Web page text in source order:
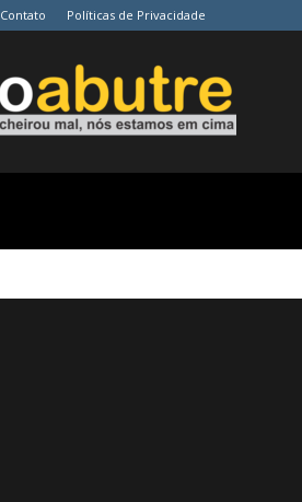
Contato Políticas de Privacidade